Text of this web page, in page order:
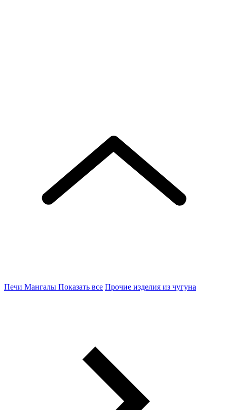
Печи Мангалы Показать все Прочие изделия из чугуна